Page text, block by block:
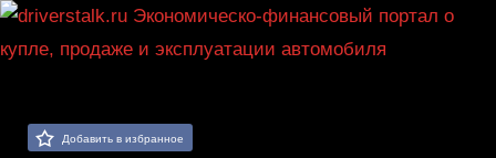
Добавить в избранное